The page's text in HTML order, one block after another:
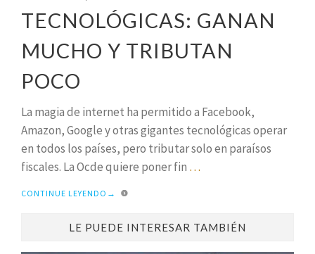
TECNOLÓGICAS: GANAN
MUCHO Y TRIBUTAN
POCO
La magia de internet ha permitido a Facebook,
Amazon, Google y otras gigantes tecnológicas operar
en todos los países, pero tributar solo en paraísos
fiscales. La Ocde quiere poner fin …
CONTINUE LEYENDO →
LE PUEDE INTERESAR TAMBIÉN